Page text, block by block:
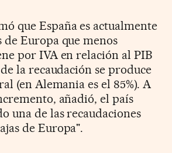
que España es actualmente
de Europa que menos
por IVA en relación al PIB
la recaudación se produce
(en Alemania es el 85%). A
añadió, el país
una de las recaudaciones
de Europa".